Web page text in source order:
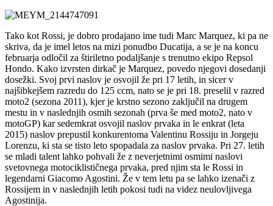
Tako kot Rossi, je dobro prodajano ime tudi Marc Marquez, ki pa ne
skriva, da je imel letos na mizi ponudbo Ducatija, a se je na koncu
februarja odločil za štiriletno podaljšanje s trenutno ekipo Repsol
Hondo. Kako izvrsten dirkač je Marquez, povedo njegovi dosedanji
dosežki. Svoj prvi naslov je osvojil že pri 17 letih, in sicer v
najšibkejšem razredu do 125 ccm, nato se je pri 18. preselil v razred
moto2 (sezona 2011), kjer je krstno sezono zaključil na drugem
mestu in v naslednjih osmih sezonah (prva še med moto2, nato v
motoGP) kar sedemkrat osvojil naslov prvaka in le enkrat (leta
2015) naslov prepustil konkurentoma Valentinu Rossiju in Jorgeju
Lorenzu, ki sta se tisto leto spopadala za naslov prvaka. Pri 27. letih
se mladi talent lahko pohvali že z neverjetnimi osmimi naslovi
svetovnega motociklističnega prvaka, pred njim sta le Rossi in
legendarni Giacomo Agostini. Že v tem letu pa se lahko izenači z
Rossijem in v naslednjih letih pokosi tudi na videz neulovljivega
Agostinija.